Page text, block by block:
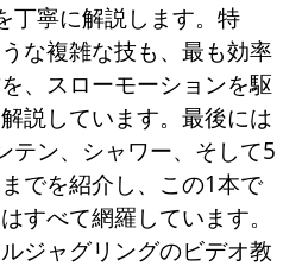
丁寧に解説します。特
な複雑な技も、最も効率
、スローモーションを駆
説しています。最後には
テン、シャワー、そして5
でを紹介し、この1本で
すべて網羅しています。
ジャグリングのビデオ教